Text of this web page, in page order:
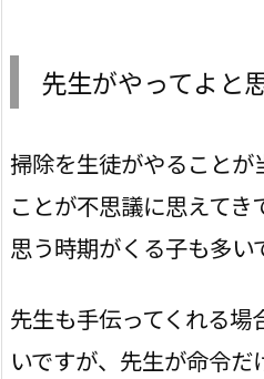
先生がやってよと
掃除を生徒がやることが
ことが不思議に思えてき
思う時期がくる子も多い
先生も手伝ってくれる場
いですが、先生が命令